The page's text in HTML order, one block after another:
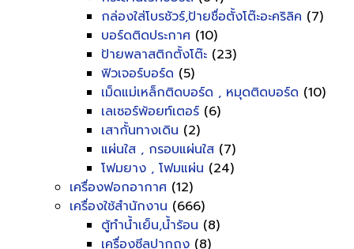
กล่องใส่โบรชัวร์,ป้ายชื่อตั้งโต๊ะอะคริลิค (7)
บอร์ดติดประกาศ (10)
ป้ายพลาสติกตั้งโต๊ะ (23)
ฟิวเจอร์บอร์ด (5)
เม็ดแม่เหล็กติดบอร์ด , หมุดติดบอร์ด (10)
เลเซอร์พ้อยท์เตอร์ (6)
เสากั้นทางเดิน (2)
แผ่นใส , กรอบแผ่นใส (7)
โฟมยาง , โฟมแผ่น (24)
เครื่องฟอกอากาศ (12)
เครื่องใช้สำนักงาน (666)
ตู้ทำน้ำเย็น,น้ำร้อน (8)
เครื่องซีลปากถุง (8)